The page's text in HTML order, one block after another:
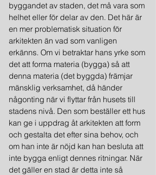
byggandet av staden, det må vara som
helhet eller för delar av den. Det här är
en mer problematisk situation för
arkitekten än vad som vanligen
erkänns. Om vi betraktar hans yrke som
det att forma materia (bygga) så att
denna materia (det byggda) främjar
mänsklig verksamhet, då händer
någonting när vi flyttar från husets till
stadens nivå. Den som beställer ett hus
kan ge i uppdrag åt arkitekten att form
och gestalta det efter sina behov, och
om han inte är nöjd kan han besluta att
inte bygga enligt dennes ritningar. När
det gäller en stad är detta inte så